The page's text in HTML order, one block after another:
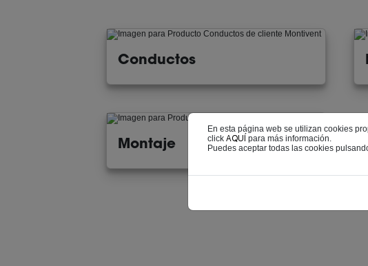
Conductos
Montaje
En esta página web se utilizan cookies
click AQUÍ para más información.
Puedes aceptar todas las cookies